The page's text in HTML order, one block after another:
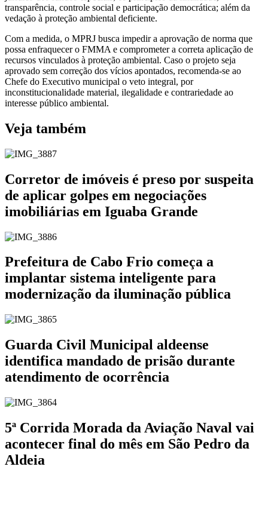
transparência, controle social e participação democrática; além da
vedação à proteção ambiental deficiente.
Com a medida, o MPRJ busca impedir a aprovação de norma que
possa enfraquecer o FMMA e comprometer a correta aplicação de
recursos vinculados à proteção ambiental. Caso o projeto seja
aprovado sem correção dos vícios apontados, recomenda-se ao
Chefe do Executivo municipal o veto integral, por
inconstitucionalidade material, ilegalidade e contrariedade ao
interesse público ambiental.
Veja também
Corretor de imóveis é preso por suspeita
de aplicar golpes em negociações
imobiliárias em Iguaba Grande
Prefeitura de Cabo Frio começa a
implantar sistema inteligente para
modernização da iluminação pública
Guarda Civil Municipal aldeense
identifica mandado de prisão durante
atendimento de ocorrência
5ª Corrida Morada da Aviação Naval vai
acontecer final do mês em São Pedro da
Aldeia